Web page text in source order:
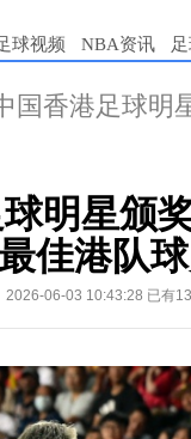
球视频 NBA资讯
国香港足球明
明星颁
佳港队
2026-06-03 10:43:28 已有